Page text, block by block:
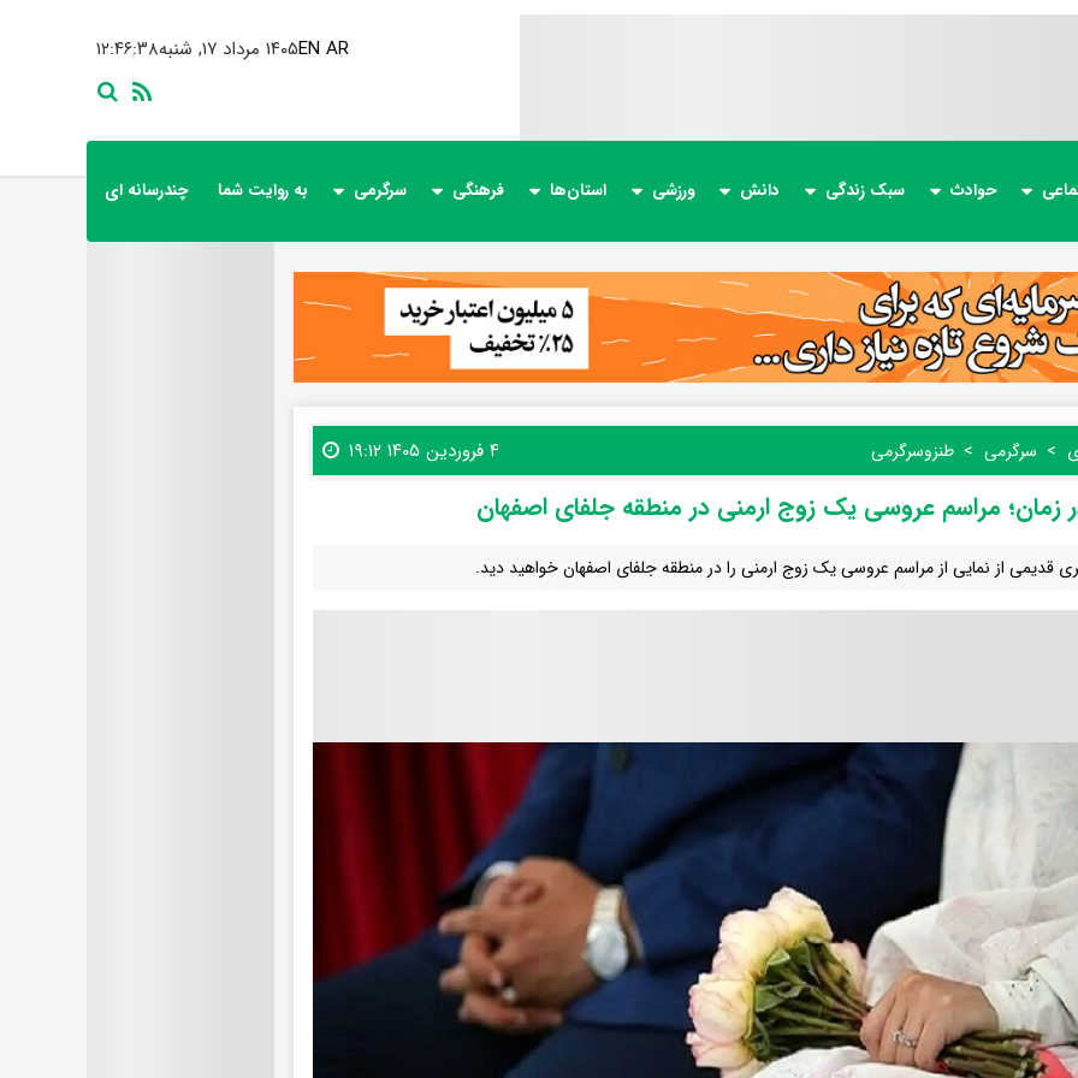
۱۲:۴۶:۴۰ ۱۴۰۵ مرداد ۱۷, شنبهEN AR
حوادث سبک زندگی دانش ورزشی استان‌ها فرهنگی سرگرمی به روایت شما چندرسانه ای
سرگرمی طنز‌و‌سرگرمی ۴ فروردین ۱۴۰۵ ۱۹:۱۲
زمان؛ مراسم عروسی یک زوج ارمنی در منطقه جلفای اصفهان
قدیمی از نمایی از مراسم عروسی یک زوج ارمنی را در منطقه جلفای اصفهان خواهید دید.